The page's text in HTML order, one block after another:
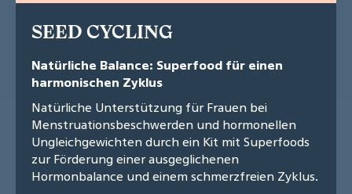
SEED CYCLING
Natürliche Balance: Superfood für einen
harmonischen Zyklus
Natürliche Unterstützung für Frauen bei
Menstruationsbeschwerden und hormonellen
Ungleichgewichten durch ein Kit mit Superfoods
zur Förderung einer ausgeglichenen
Hormonbalance und einem schmerzfreien Zyklus.